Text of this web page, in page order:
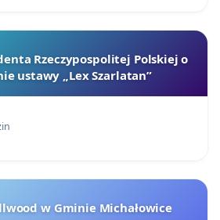
Rzeczypospolitej Polskiej o
ustawy „Lex Szarlatan”
w Gminie Michałowice